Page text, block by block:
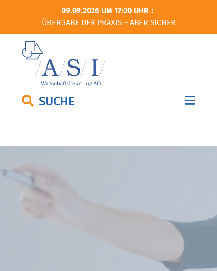
09.09.2026 UM 17:00 UHR
ÜBERGABE DER PRAXIS – ABER SICHER
SUCHE